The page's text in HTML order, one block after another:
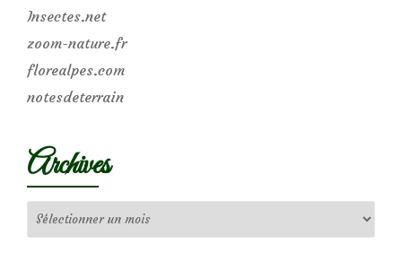
Insectes.net
zoom-nature.fr
florealpes.com
notesdeterrain
Archives